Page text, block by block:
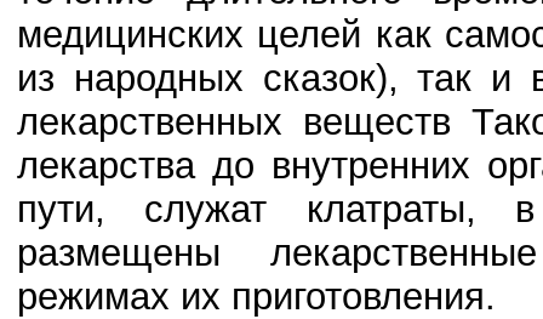
медицинских целей как
из народных сказок), так и
лекарственных веществ
лекарства до внутренних
пути, служат клатраты,
размещены
режимах их приготовления.